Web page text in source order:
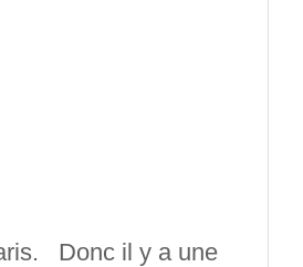
Donc il y a une